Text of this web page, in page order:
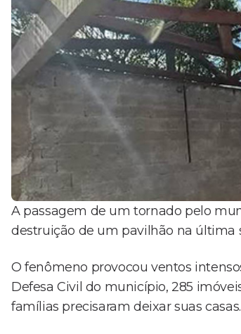
A passagem de um tornado pelo
destruição de um pavilhão na última
O fenômeno provocou ventos
Defesa Civil do município, 285
famílias precisaram deixar suas casas.